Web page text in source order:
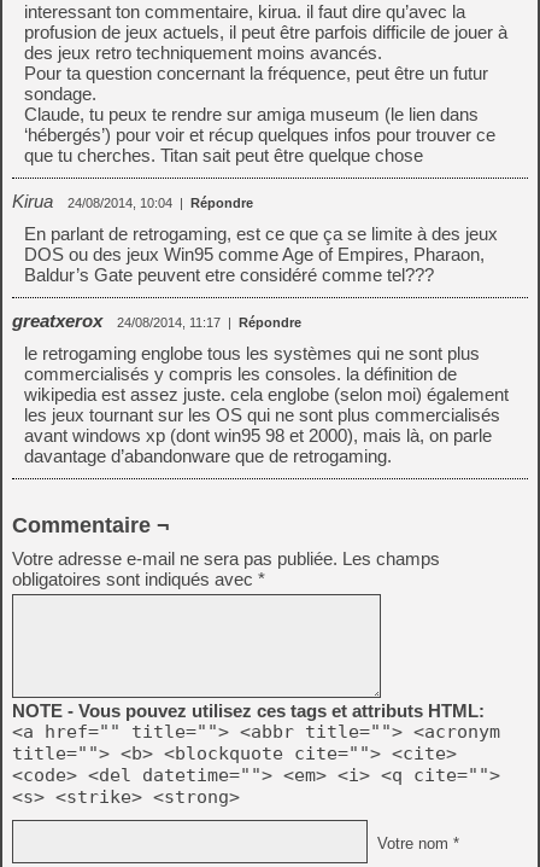
interessant ton commentaire, kirua. il faut dire qu’avec la
profusion de jeux actuels, il peut être parfois difficile de jouer à
des jeux retro techniquement moins avancés.
Pour ta question concernant la fréquence, peut être un futur
sondage.
Claude, tu peux te rendre sur amiga museum (le lien dans
‘hébergés’) pour voir et récup quelques infos pour trouver ce
que tu cherches. Titan sait peut être quelque chose
Kirua 24/08/2014, 10:04 | Répondre
En parlant de retrogaming, est ce que ça se limite à des jeux
DOS ou des jeux Win95 comme Age of Empires, Pharaon,
Baldur’s Gate peuvent etre considéré comme tel???
greatxerox 24/08/2014, 11:17 | Répondre
le retrogaming englobe tous les systèmes qui ne sont plus
commercialisés y compris les consoles. la définition de
wikipedia est assez juste. cela englobe (selon moi) également
les jeux tournant sur les OS qui ne sont plus commercialisés
avant windows xp (dont win95 98 et 2000), mais là, on parle
davantage d’abandonware que de retrogaming.
Commentaire ¬
Votre adresse e-mail ne sera pas publiée. Les champs
obligatoires sont indiqués avec *
NOTE - Vous pouvez utilisez ces tags et attributs HTML:
<a href="" title=""> <abbr title=""> <acronym
title=""> <b> <blockquote cite=""> <cite>
<code> <del datetime=""> <em> <i> <q cite="">
<s> <strike> <strong>
Votre nom *